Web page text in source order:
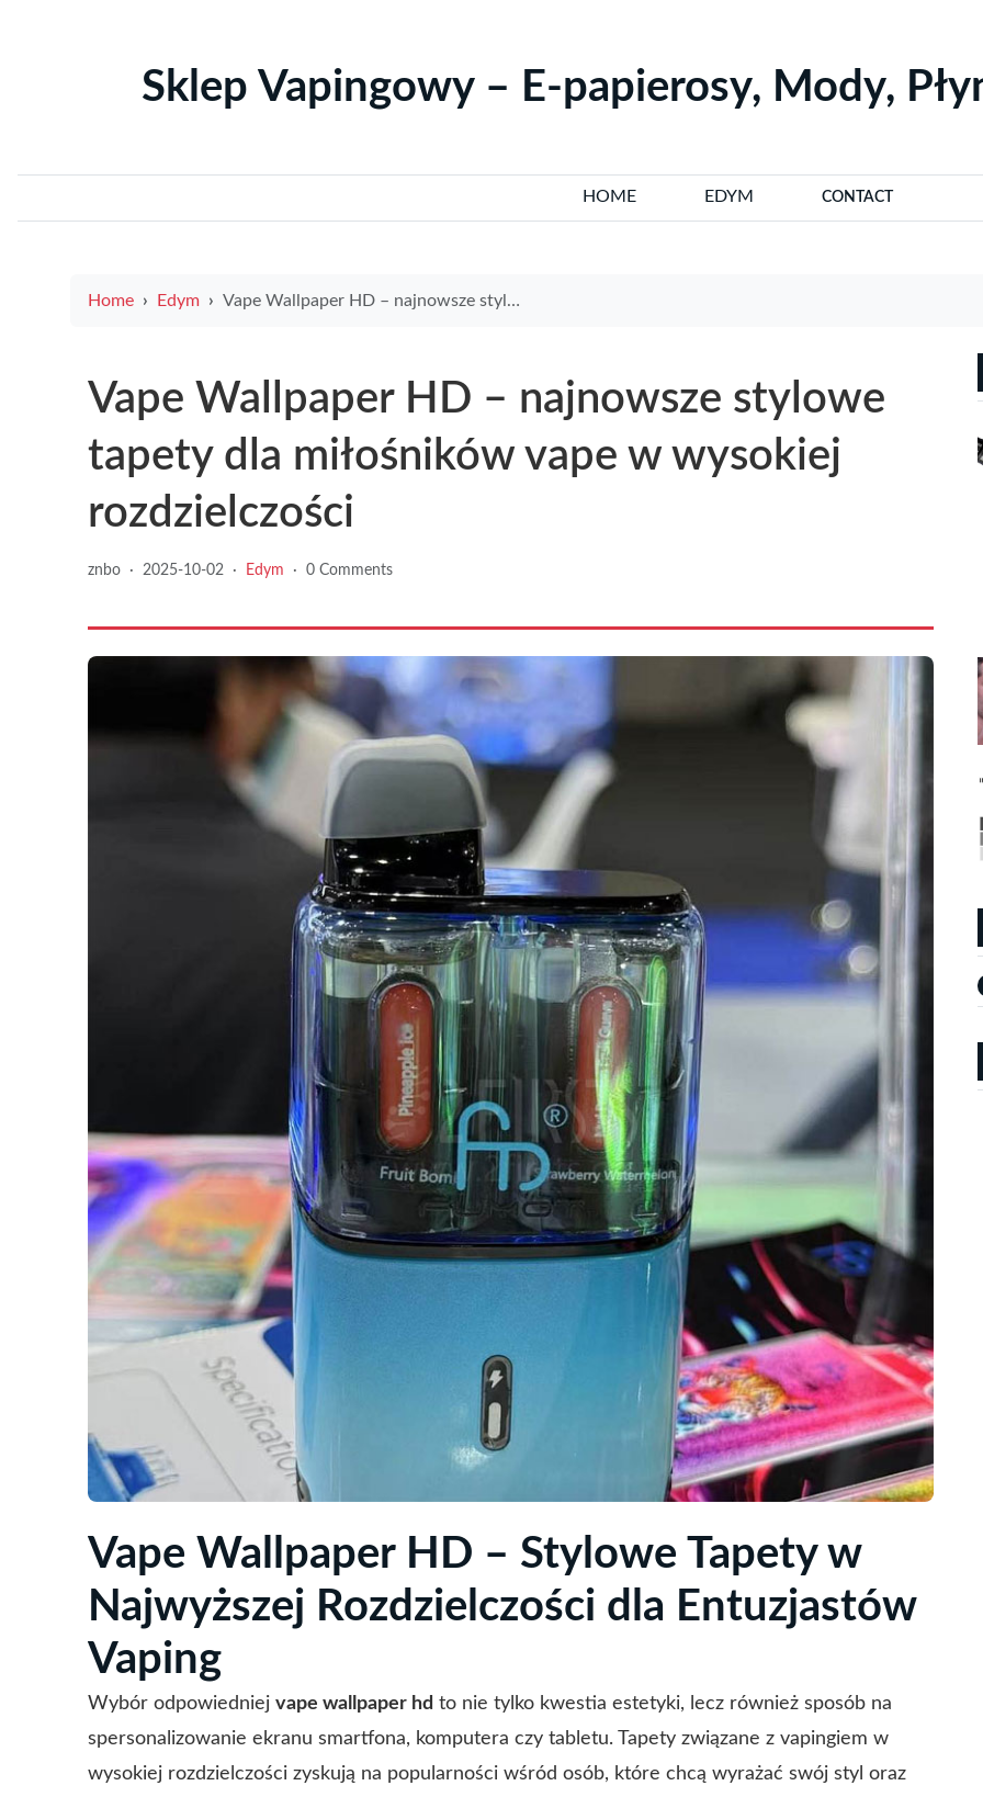
Sklep Vapingowy – E-papierosy, Mody,
HOME EDYM CONTACT
Home Edym Vape Wallpaper HD – najnowsze stylowe tapety dla miłośników vape w wysokiej rozdzielczości
Vape Wallpaper HD – najnowsze stylowe
tapety dla miłośników vape w wysokiej
rozdzielczości
znbo · 2025-10-02 · Edym · 0 Comments
Vape Wallpaper HD – Stylowe Tapety w
Najwyższej Rozdzielczości dla Entuzjastów
Vaping
Wybór odpowiedniej vape wallpaper hd to nie tylko kwestia estetyki, lecz również sposób na
spersonalizowanie ekranu smartfona, komputera czy tabletu. Tapety związane z vapingiem w
wysokiej rozdzielczości zyskują na popularności wśród osób, które chcą wyrażać swój styl oraz